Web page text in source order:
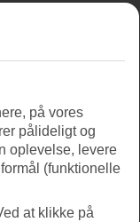
på vores
pålideligt og
oplevelse, levere
(funktionelle
at klikke på